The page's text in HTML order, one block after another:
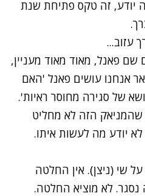
יודע, זה טקס פתיחת שנת
עזוב...
שם פאנל, מאוד מאוד מעניין,
אנחנו עושים פאנל 'האם
של סגירה מחוסר ראיות'.
הזה לא מחליט
לא יודע מה לעשות איתו.
שי (ניצן). אין החלטה
נסגר. לא מוציא החלטה.